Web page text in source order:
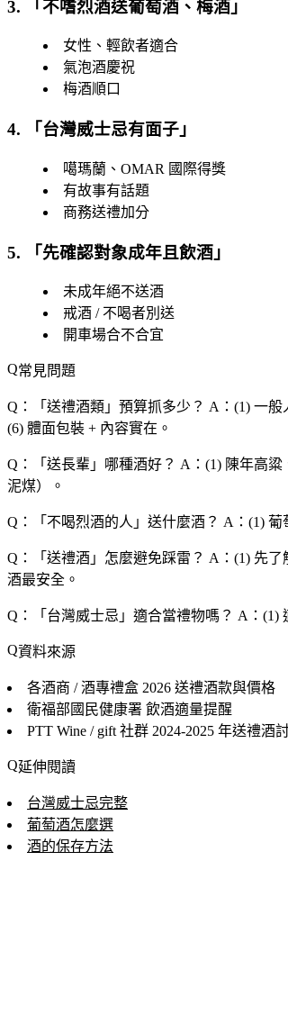
3. 「不嗜烈酒送葡萄酒、梅酒 」
女性、輕飲者適合
氣泡酒慶祝
梅酒順口
4. 「 台灣威士忌有面子 」
噶瑪蘭、OMAR 國際得獎
有故事有話題
商務送禮加分
5. 「先確認對象成年且飲酒 」
未成年絕不送酒
戒酒 / 不喝者別送
開車場合不合宜
常見問題
Q：「 送禮酒類 」預算抓多少？ A：(1) 一般
(6) 體面包裝 + 內容實在。
Q：「 送長輩 」哪種酒好？ A：(1) 陳年高粱
泥煤）。
Q：「 不喝烈酒的人 」送什麼酒？ A：(1) 葡
Q：「 送禮酒 」怎麼避免踩雷？ A：(1) 先了
酒最安全。
Q：「 台灣威士忌 」適合當禮物嗎？ A：(1)
資料來源
各酒商 / 酒專禮盒 2026 送禮酒款與價格
衛福部國民健康署 飲酒適量提醒
PTT Wine / gift 社群 2024-2025 年送禮酒
延伸閱讀
台灣威士忌完整
葡萄酒怎麼選
酒的保存方法